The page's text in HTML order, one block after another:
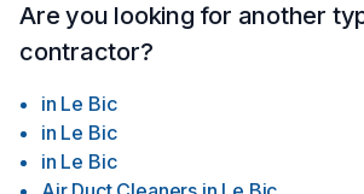
Are you looking for another
contractor?
in Le Bic
in Le Bic
in Le Bic